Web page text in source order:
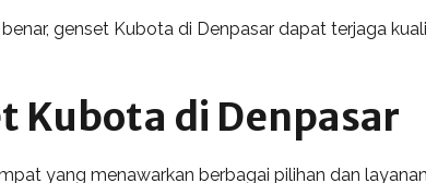
genset Kubota di Denpasar dapat terjaga
Kubota di Denpasar
yang menawarkan berbagai pilihan dan